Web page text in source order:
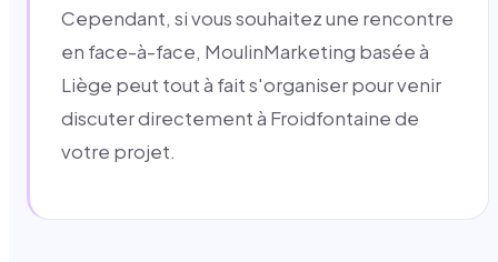
Cependant, si vous souhaitez une rencontre
en face-à-face, MoulinMarketing basée à
Liège peut tout à fait s'organiser pour venir
discuter directement à Froidfontaine de
votre projet.